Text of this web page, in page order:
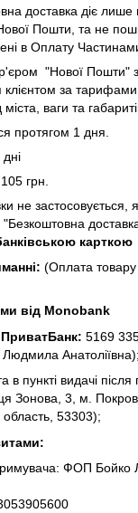
доставка діє лише
Нової Пошти, та не
в Оплату
"Нової Пошти"
клієнтом за
ваги та
протягом 1 дня.
грн.
не застосовується,
карткою
(Оплата товару
від Monobank
5169
Анатоліївна);
в пункті видачі після
Зонова, 3, м. Покров,
область, 53303);
ФОП Бойко